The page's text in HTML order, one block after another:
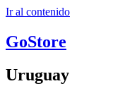
Ir al contenido
GoStore
Uruguay